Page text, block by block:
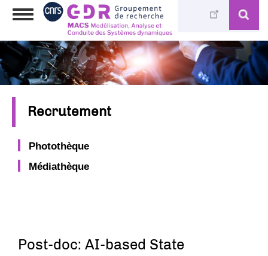
Aller
principal
Toggle
Recrutement
Photothèque
Médiathèque
Post-doc: AI-based State